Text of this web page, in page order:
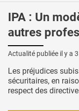
IPA : Un
autres
Actualité publiée il y a
Les préjudices
sécuritaires, en
respect des